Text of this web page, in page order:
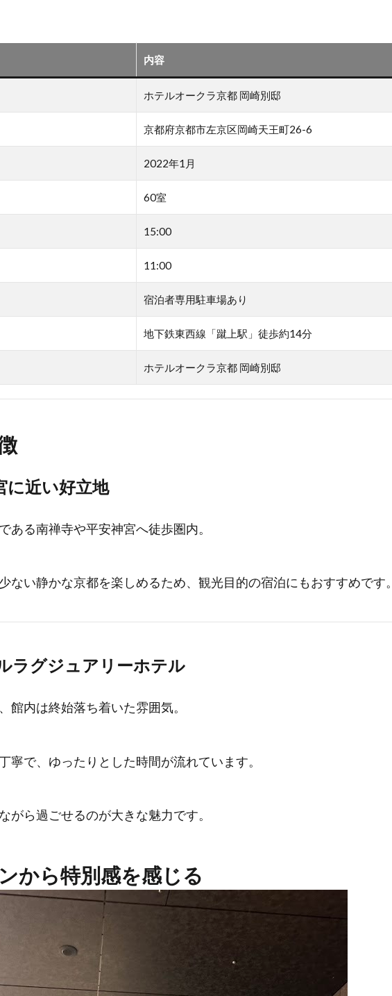
内容
ホテルオークラ京都 岡崎別邸
京都府京都市左京区岡崎天王町26-6
2022年1月
60室
15:00
11:00
宿泊者専用駐車場あり
地下鉄東西線「蹴上駅」徒歩約14分
ホテルオークラ京都 岡崎別邸
に近い好立地
ある南禅寺や平安神宮へ徒歩圏内。
ない静かな京都を楽しめるため、観光目的の宿泊にもおすすめです。
ラグジュアリーホテル
館内は終始落ち着いた雰囲気。
寧で、ゆったりとした時間が流れています。
がら過ごせるのが大きな魅力です。
から特別感を感じる